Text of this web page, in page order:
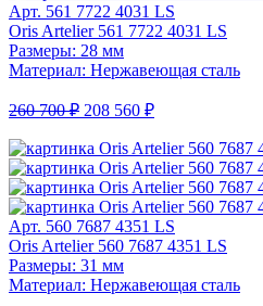
Арт. 561 7722 4031 LS
Oris Artelier 561 7722 4031 LS
Размеры: 28 мм
Материал: Нержавеющая сталь
260 700 ₽ 208 560 ₽
Арт. 560 7687 4351 LS
Oris Artelier 560 7687 4351 LS
Размеры: 31 мм
Материал: Нержавеющая сталь